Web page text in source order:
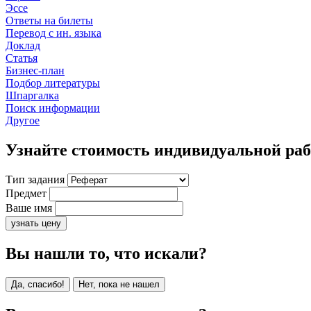
Эссе
Ответы на билеты
Перевод с ин. языка
Доклад
Статья
Бизнес-план
Подбор литературы
Шпаргалка
Поиск информации
Другое
Узнайте стоимость индивидуальной
Тип задания
Предмет
Ваше имя
узнать цену
Вы нашли то, что искали?
Да, спасибо! Нет, пока не нашел